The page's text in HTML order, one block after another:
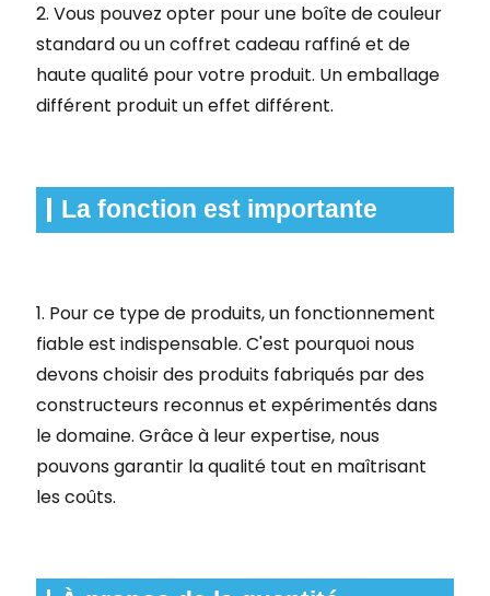
2. Vous pouvez opter pour une boîte de couleur
standard ou un coffret cadeau raffiné et de
haute qualité pour votre produit. Un emballage
différent produit un effet différent.
La fonction est importante
1. Pour ce type de produits, un fonctionnement
fiable est indispensable. C'est pourquoi nous
devons choisir des produits fabriqués par des
constructeurs reconnus et expérimentés dans
le domaine. Grâce à leur expertise, nous
pouvons garantir la qualité tout en maîtrisant
les coûts.